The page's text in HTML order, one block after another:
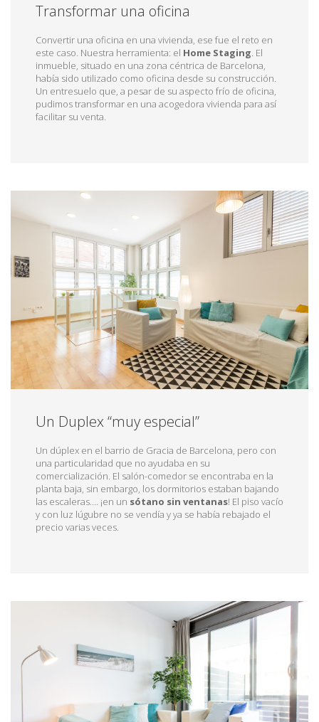
Transformar una oficina
Convertir una oficina en una vivienda, ese fue el reto en
este caso. Nuestra herramienta: el Home Staging. El
inmueble, situado en una zona céntrica de Barcelona,
había sido utilizado como oficina desde su construcción.
Un entresuelo que, a pesar de su aspecto frío de oficina,
pudimos transformar en una acogedora vivienda para así
facilitar su venta.
Un Duplex “muy especial”
Un dúplex en el barrio de Gracia de Barcelona, pero con
una particularidad que no ayudaba en su
comercialización. El salón-comedor se encontraba en la
planta baja, sin embargo, los dormitorios estaban bajando
las escaleras…. ¡en un sótano sin ventanas! El piso vacío
y con luz lúgubre no se vendía y ya se había rebajado el
precio varias veces.